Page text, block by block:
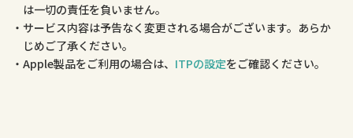
は一切の責任を負いません。
サービス内容は予告なく変更される場合がございます。あらか
じめご了承ください。
Apple製品をご利用の場合は、 ITPの設定をご確認ください。